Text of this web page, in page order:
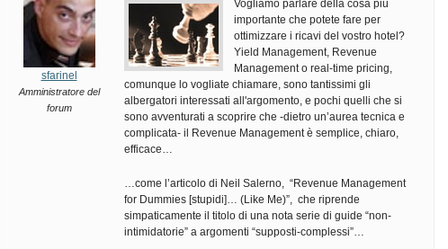
sfarinel
Amministratore del
forum
Vogliamo parlare della cosa più
importante che potete fare per
ottimizzare i ricavi del vostro hotel?
Yield Management, Revenue
Management o real-time pricing,
comunque lo vogliate chiamare, sono tantissimi gli
albergatori interessati all'argomento, e pochi quelli che si
sono avventurati a scoprire che -dietro un’aurea tecnica e
complicata- il Revenue Management è semplice, chiaro,
efficace…
…come l’articolo di Neil Salerno, “Revenue Management
for Dummies [stupidi]… (Like Me)”, che riprende
simpaticamente il titolo di una nota serie di guide “non-
intimidatorie” a argomenti “supposti-complessi”…